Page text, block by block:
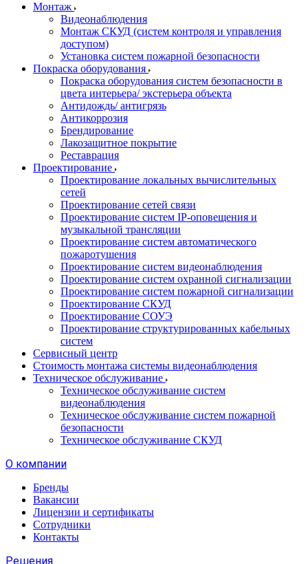
Монтаж
Видеонаблюдения
Монтаж СКУД (систем контроля и управления
доступом)
Установка систем пожарной безопасности
Покраска оборудования
Покраска оборудования систем безопасности в
цвета интерьера/ экстерьера объекта
Антидождь/ антигрязь
Антикоррозия
Брендирование
Лакозащитное покрытие
Реставрация
Проектирование
Проектирование локальных вычислительных
сетей
Проектирование сетей связи
Проектирование систем IP-оповещения и
музыкальной трансляции
Проектирование систем автоматического
пожаротушения
Проектирование систем видеонаблюдения
Проектирование систем охранной сигнализации
Проектирование систем пожарной сигнализации
Проектирование СКУД
Проектирование СОУЭ
Проектирование структурированных кабельных
систем
Сервисный центр
Стоимость монтажа системы видеонаблюдения
Техническое обслуживание
Техническое обслуживание систем
видеонаблюдения
Техническое обслуживание систем пожарной
безопасности
Техническое обслуживание СКУД
О компании
Бренды
Вакансии
Лицензии и сертификаты
Сотрудники
Контакты
Решения